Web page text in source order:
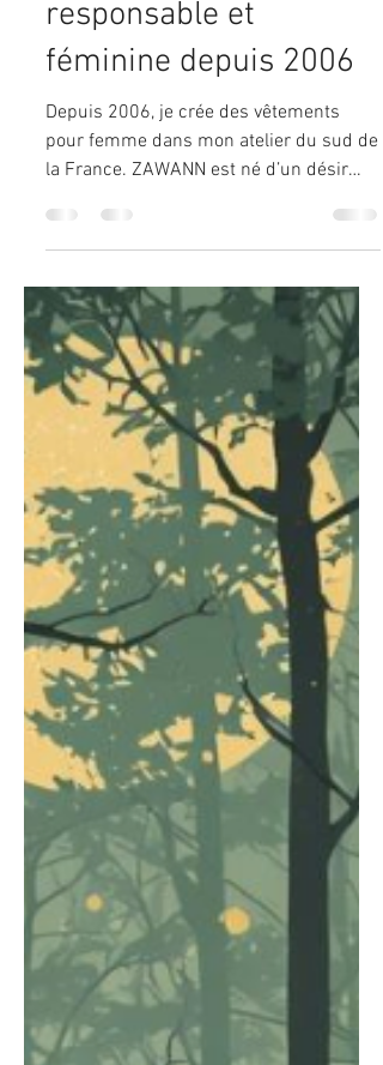
✨ ZAWANN — Une
mode artisanale,
responsable et
féminine depuis 2006
la France. ZAWANN est né d’un désir
simple : proposer une mode éthique,
durable et poétique, fabriquée
localement, avec des matières
responsables et un véritable savoir‑faire
artisanal. Chaque pièce est imaginée,
coupée et cousue par mes soins, dans
mon atelier installé au rez‑de‑chaussée
de mon habitation. Ici, rien n’est
industrialisé : chaque vêtement passe
entre mes mains, du premier croquis à
la der